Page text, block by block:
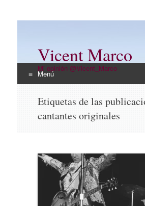
Vicent Marco
Mi opinión @Vicent_Marco
Menú
contenido
Etiquetas de las
cantantes originales